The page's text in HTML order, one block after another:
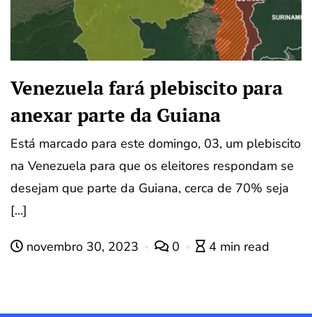
Venezuela fará plebiscito para
anexar parte da Guiana
Está marcado para este domingo, 03, um plebiscito
na Venezuela para que os eleitores respondam se
desejam que parte da Guiana, cerca de 70% seja
[…]
novembro 30, 2023 0 4 min read